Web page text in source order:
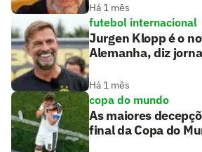
Há 1 mês
futebol internacional
Jurgen Klopp é o
Alemanha, diz
Há 1 mês
copa do mundo
As maiores
final da Copa do